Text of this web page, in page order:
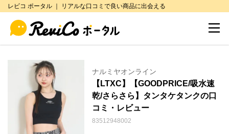
レビコ ポータル ｜ リアルな口コミで良い商品に出会える
ナルミヤオンライン
【LTXC】【GOODPRICE/吸水速
乾/さらさら】タンタケタンクの口
コミ・レビュー
83512948002